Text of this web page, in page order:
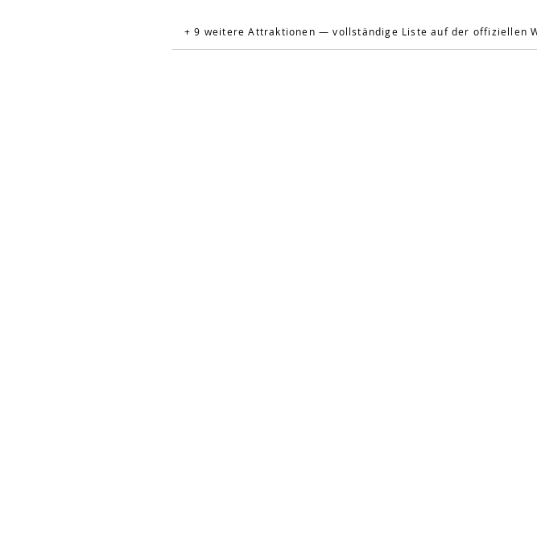
+ 9 weitere Attraktionen — vollständige Liste auf der offiziellen